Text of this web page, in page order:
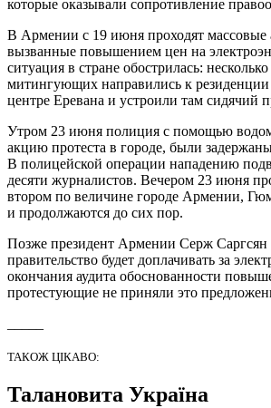
которые оказывали сопротивление
В Армении с 19 июня проходят массовые
вызванные повышением цен на
ситуация в стране обострилась:
митингующих направились к резиденции
центре Еревана и устроили там сидячий
Утром 23 июня полиция с помощью
акцию протеста в городе, были
В полицейской операции нападению
десяти журналистов. Вечером 23 июня
втором по величине городе Армении,
и продолжаются до сих пор.
Позже президент Армении Серж Саргсян
правительство будет доплачивать за
окончания аудита обоснованности
протестующие не приняли это
ТАКОЖ ЦІКАВО:
Талановита Україна